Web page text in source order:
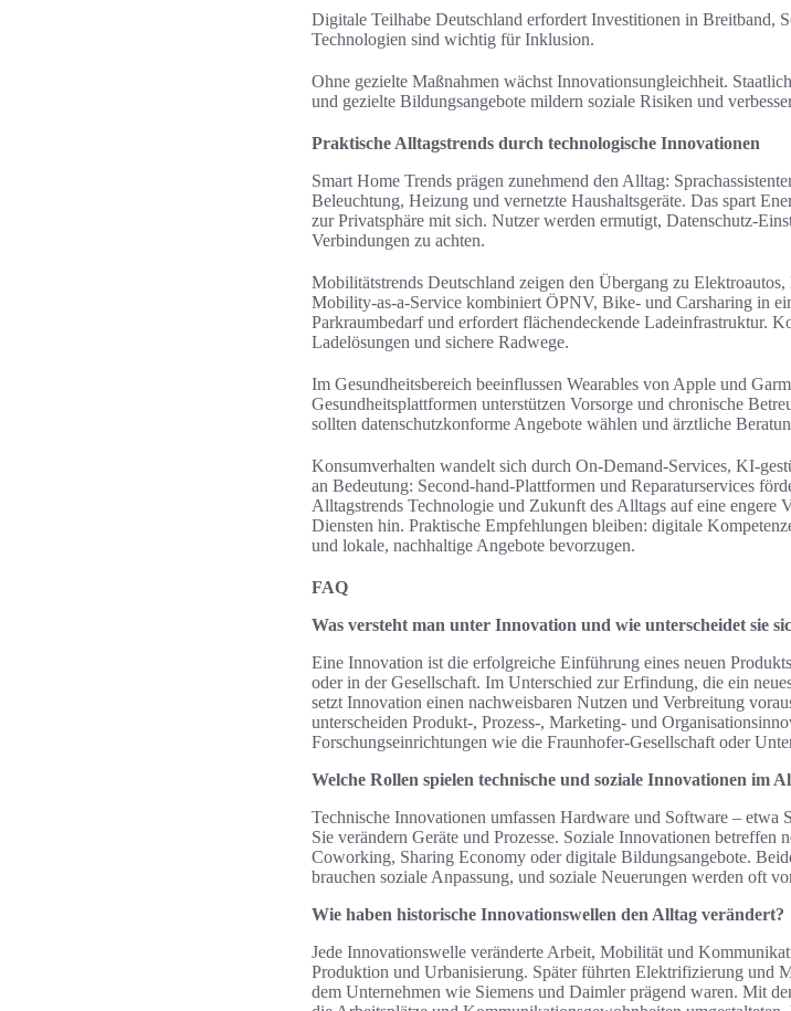
Digitale Teilhabe Deutschland erfordert Investitionen in Breitband,
Technologien sind wichtig für Inklusion.
Ohne gezielte Maßnahmen wächst Innovationsungleichheit.
und gezielte Bildungsangebote mildern soziale Risiken und
Praktische Alltagstrends durch technologische Innovationen
Smart Home Trends prägen zunehmend den Alltag:
Beleuchtung, Heizung und vernetzte Haushaltsgeräte. Das spart
zur Privatsphäre mit sich. Nutzer werden ermutigt,
Verbindungen zu achten.
Mobilitätstrends Deutschland zeigen den Übergang zu
Mobility‑as‑a‑Service kombiniert ÖPNV, Bike‑ und Carsharing in
Parkraumbedarf und erfordert flächendeckende Ladeinfrastruktur.
Ladelösungen und sichere Radwege.
Im Gesundheitsbereich beeinflussen Wearables von Apple und
Gesundheitsplattformen unterstützen Vorsorge und chronische
sollten datenschutzkonforme Angebote wählen und ärztliche
Konsumverhalten wandelt sich durch On‑Demand‑Services,
an Bedeutung: Second‑hand‑Plattformen und Reparaturservices
Alltagstrends Technologie und Zukunft des Alltags auf eine engere
Diensten hin. Praktische Empfehlungen bleiben: digitale
und lokale, nachhaltige Angebote bevorzugen.
FAQ
Was versteht man unter Innovation und wie unterscheidet sie
Eine Innovation ist die erfolgreiche Einführung eines neuen
oder in der Gesellschaft. Im Unterschied zur Erfindung, die ein
setzt Innovation einen nachweisbaren Nutzen und Verbreitung
unterscheiden Produkt-, Prozess-, Marketing- und
Forschungseinrichtungen wie die Fraunhofer-Gesellschaft oder
Welche Rollen spielen technische und soziale Innovationen im
Technische Innovationen umfassen Hardware und Software –
Sie verändern Geräte und Prozesse. Soziale Innovationen betreffen
Coworking, Sharing Economy oder digitale Bildungsangebote.
brauchen soziale Anpassung, und soziale Neuerungen werden oft
Wie haben historische Innovationswellen den Alltag verändert?
Jede Innovationswelle veränderte Arbeit, Mobilität und
Produktion und Urbanisierung. Später führten Elektrifizierung und
dem Unternehmen wie Siemens und Daimler prägend waren. Mit